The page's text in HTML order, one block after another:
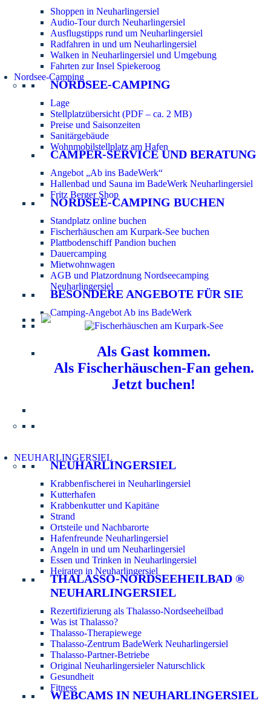
Shoppen in Neuharlingersiel
Audio-Tour durch Neuharlingersiel
Ausflugstipps rund um Neuharlingersiel
Radfahren in und um Neuharlingersiel
Walken in Neuharlingersiel und Umgebung
Fahrten zur Insel Spiekeroog
Nordsee-Camping
NORDSEE-CAMPING
Lage
Stellplatzübersicht (PDF – ca. 2 MB)
Preise und Saisonzeiten
Sanitärgebäude
Wohnmobilstellplatz am Hafen
CAMPER-SERVICE UND BERATUNG
Angebot „Ab ins BadeWerk“
Hallenbad und Sauna im BadeWerk Neuharlingersiel
Fritz Berger Shop
NORDSEE-CAMPING BUCHEN
Standplatz online buchen
Fischerhäuschen am Kurpark-See buchen
Plattbodenschiff Pandion buchen
Dauercamping
Mietwohnwagen
AGB und Platzordnung Nordseecamping
Neuharlingersiel
BESONDERE ANGEBOTE FÜR SIE
Camping-Angebot Ab ins BadeWerk
Als Gast kommen.
Als Fischerhäuschen-Fan gehen.
Jetzt buchen!
NEUHARLINGERSIEL
NEUHARLINGERSIEL
Krabbenfischerei in Neuharlingersiel
Kutterhafen
Krabbenkutter und Kapitäne
Strand
Ortsteile und Nachbarorte
Hafenfreunde Neuharlingersiel
Angeln in und um Neuharlingersiel
Essen und Trinken in Neuharlingersiel
Heiraten in Neuharlingersiel
THALASSO-NORDSEEHEILBAD ®
NEUHARLINGERSIEL
Rezertifizierung als Thalasso-Nordseeheilbad
Was ist Thalasso?
Thalasso-Therapiewege
Thalasso-Zentrum BadeWerk Neuharlingersiel
Thalasso-Partner-Betriebe
Original Neuharlingersieler Naturschlick
Gesundheit
Fitness
WEBCAMS IN NEUHARLINGERSIEL